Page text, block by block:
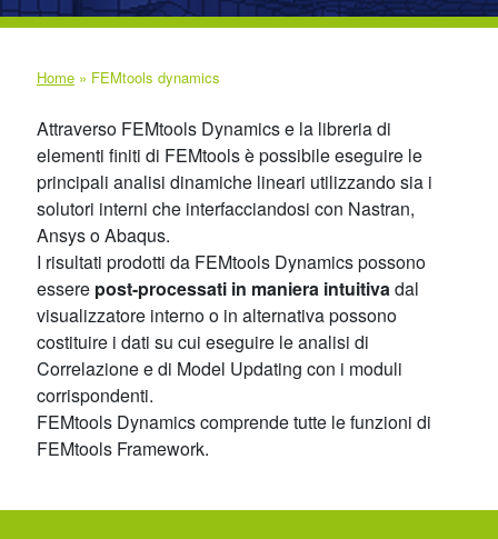
Home » FEMtools dynamics
Attraverso FEMtools Dynamics e la libreria di
elementi finiti di FEMtools è possibile eseguire le
principali analisi dinamiche lineari utilizzando sia i
solutori interni che interfacciandosi con Nastran,
Ansys o Abaqus.
I risultati prodotti da FEMtools Dynamics possono
essere post-processati in maniera intuitivadal
visualizzatore interno o in alternativa possono
costituire i dati su cui eseguire le analisi di
Correlazione e di Model Updating con i moduli
corrispondenti.
FEMtools Dynamics comprende tutte le funzioni di
FEMtools Framework.